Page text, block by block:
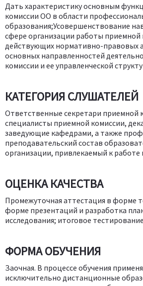
Дать характеристику основным
комиссии ОО в области
образования;Усовершенствование
сфере организации работы приемной
действующих нормативно-правовых
основных направленностей
комиссии и ее управленческой
КАТЕГОРИЯ СЛУШАТЕЛЕЙ
Ответственные секретари приемной
специалисты приемной комиссии,
заведующие кафедрами, а также
преподавательский состав
организации, привлекаемый к
ОЦЕНКА КАЧЕСТВА
Промежуточная аттестация в форме
форме презентаций и разработка
исследования; итоговое
ФОРМА ОБУЧЕНИЯ
Заочная. В процессе обучения
исключительно дистанционные